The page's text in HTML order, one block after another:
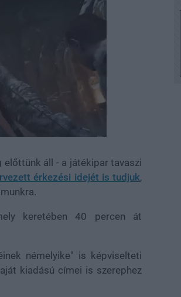
áll - a játékipar tavaszi
érkezési idejét is tudjuk,
keretében 40 percen át
némelyike" is képviselteti
kiadású címei is szerephez